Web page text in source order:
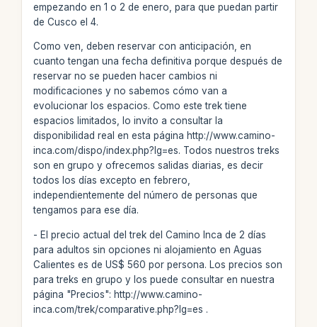
empezando en 1 o 2 de enero, para que puedan partir
de Cusco el 4.
Como ven, deben reservar con anticipación, en
cuanto tengan una fecha definitiva porque después de
reservar no se pueden hacer cambios ni
modificaciones y no sabemos cómo van a
evolucionar los espacios. Como este trek tiene
espacios limitados, lo invito a consultar la
disponibilidad real en esta página http://www.camino-
inca.com/dispo/index.php?lg=es. Todos nuestros treks
son en grupo y ofrecemos salidas diarias, es decir
todos los días excepto en febrero,
independientemente del número de personas que
tengamos para ese día.
- El precio actual del trek del Camino Inca de 2 días
para adultos sin opciones ni alojamiento en Aguas
Calientes es de US$ 560 por persona. Los precios son
para treks en grupo y los puede consultar en nuestra
página "Precios": http://www.camino-
inca.com/trek/comparative.php?lg=es .